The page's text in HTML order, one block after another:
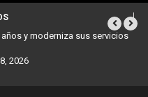
y moderniza sus servicios Buenos
2026